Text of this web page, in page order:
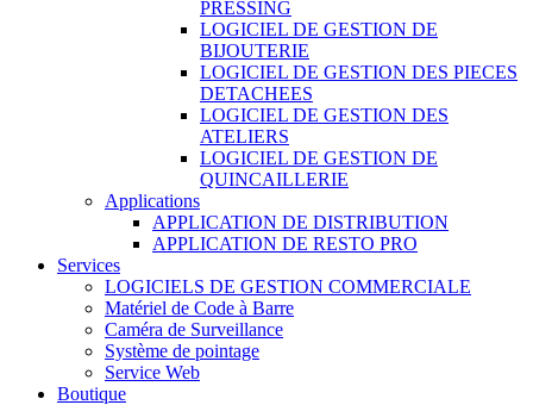
PRESSING
LOGICIEL DE GESTION DE
BIJOUTERIE
LOGICIEL DE GESTION DES PIECES
DETACHEES
LOGICIEL DE GESTION DES
ATELIERS
LOGICIEL DE GESTION DE
QUINCAILLERIE
Applications
APPLICATION DE DISTRIBUTION
APPLICATION DE RESTO PRO
Services
LOGICIELS DE GESTION COMMERCIALE
Matériel de Code à Barre
Caméra de Surveillance
Système de pointage
Service Web
Boutique